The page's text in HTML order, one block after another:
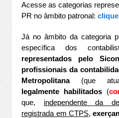
Acesse as categorias
PR no âmbito patronal:
Já no âmbito da categoria
específica dos
representados pelo
profissionais da
Metropolitana(que
legalmente habilitados (
que, independente da
registrada em CTPS,